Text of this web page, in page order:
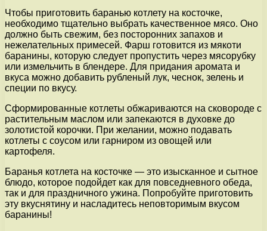
Чтобы приготовить баранью котлету на косточке,
необходимо тщательно выбрать качественное мясо. Оно
должно быть свежим, без посторонних запахов и
нежелательных примесей. Фарш готовится из мякоти
баранины, которую следует пропустить через мясорубку
или измельчить в блендере. Для придания аромата и
вкуса можно добавить рубленый лук, чеснок, зелень и
специи по вкусу.
Сформированные котлеты обжариваются на сковороде с
растительным маслом или запекаются в духовке до
золотистой корочки. При желании, можно подавать
котлеты с соусом или гарниром из овощей или
картофеля.
Баранья котлета на косточке — это изысканное и сытное
блюдо, которое подойдет как для повседневного обеда,
так и для праздничного ужина. Попробуйте приготовить
эту вкуснятину и насладитесь неповторимым вкусом
баранины!